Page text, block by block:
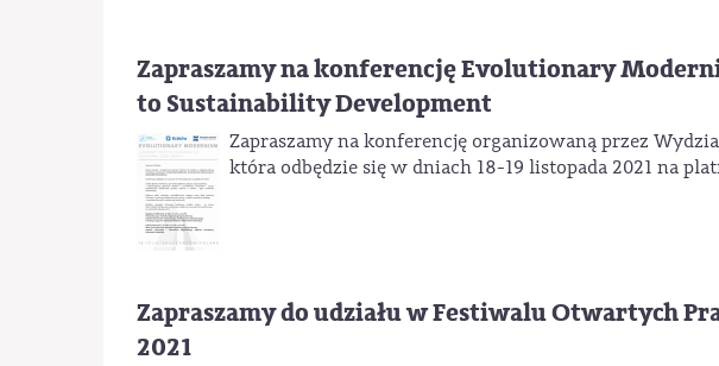
Zapraszamy na konferencję Evolutionary
to Sustainability Development
Zapraszamy na konferencję organizowaną przez
która odbędzie się w dniach 18-19 listopada 2021 na
Zapraszamy do udziału w Festiwalu Otwartych
2021